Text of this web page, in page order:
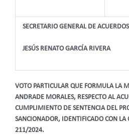
SECRETARIO GENERAL DE ACUERDOS
JESÚS RENATO GARCÍA RIVERA
VOTO PARTICULAR QUE FORMULA LA
ANDRADE MORALES, RESPECTO AL
CUMPLIMIENTO DE SENTENCIA DEL
SANCIONADOR, IDENTIFICADO CON LA
211/2024.